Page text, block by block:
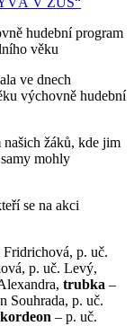
hudební program
věku
ve dnech
výchovně hudební
žáků, kde jim
mohly
se na akci
p. uč.
p. uč. Levý,
trubka –
Souhrada, p. uč.
– p. uč.